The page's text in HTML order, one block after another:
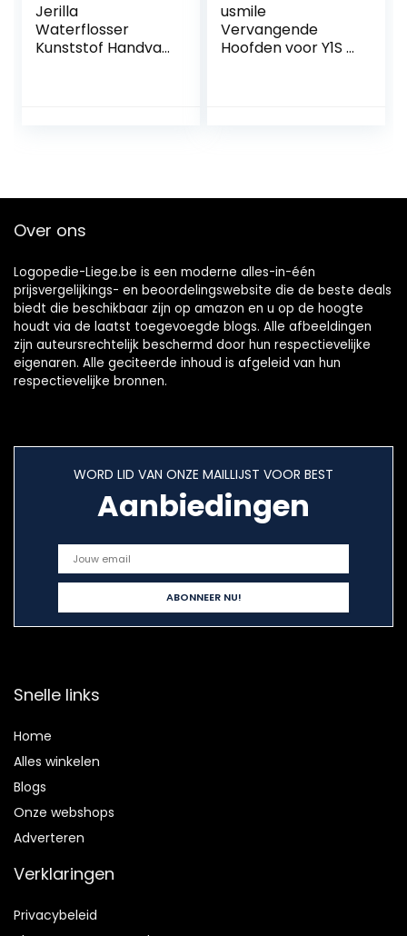
Jerilla
Waterflosser
Kunststof Handvat
usmile
Vervangende
Hoofden voor Y1S /
met Reisdekking,
Over ons
Logopedie-Liege.be is een moderne alles-in-één
prijsvergelijkings- en beoordelingswebsite die de beste deals
biedt die beschikbaar zijn op amazon en u op de hoogte
houdt via de laatst toegevoegde blogs. Alle afbeeldingen
zijn auteursrechtelijk beschermd door hun respectievelijke
eigenaren. Alle geciteerde inhoud is afgeleid van hun
respectievelijke bronnen.
WORD LID VAN ONZE MAILLIJST VOOR BEST
Aanbiedingen
Snelle links
Home
Alles winkelen
Blogs
Onze webshops
Adverteren
Verklaringen
Privacybeleid